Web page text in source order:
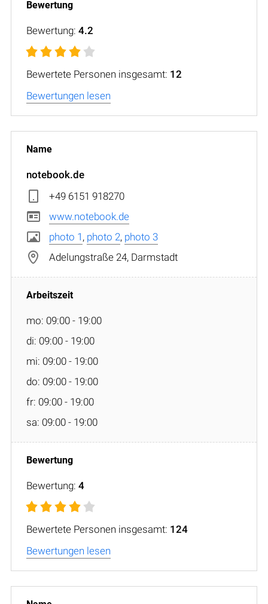
Bewertung: 4.2
Bewertete Personen insgesamt: 12
Bewertungen lesen
notebook.de
+49 6151 918270
www.notebook.de
photo 1 , photo 2, photo 3
Adelungstraße 24, Darmstadt
mo: 09:00 - 19:00
di: 09:00 - 19:00
mi: 09:00 - 19:00
do: 09:00 - 19:00
fr: 09:00 - 19:00
sa: 09:00 - 19:00
Bewertung: 4
Bewertete Personen insgesamt: 124
Bewertungen lesen